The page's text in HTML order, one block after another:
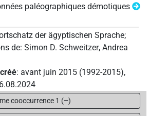
paléographiques démotiques
der ägyptischen Sprache;
de: Simon D. Schweitzer, Andrea
: avant juin 2015 (1992-2015),
cooccurrence 1 (–)